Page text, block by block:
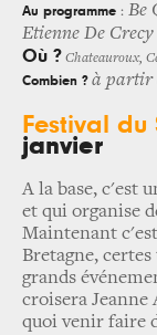
Au programme : Be
Etienne De
Où ? Chateauroux,
Combien ? à partir
Festival du
janvier
A la base, c'est
et qui organise
Maintenant
Bretagne,
grands
croisera Jeanne
quoi venir faire